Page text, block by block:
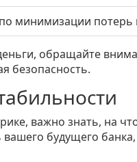
минимизации потерь
обращайте
безопасность.
важно знать, на
будущего